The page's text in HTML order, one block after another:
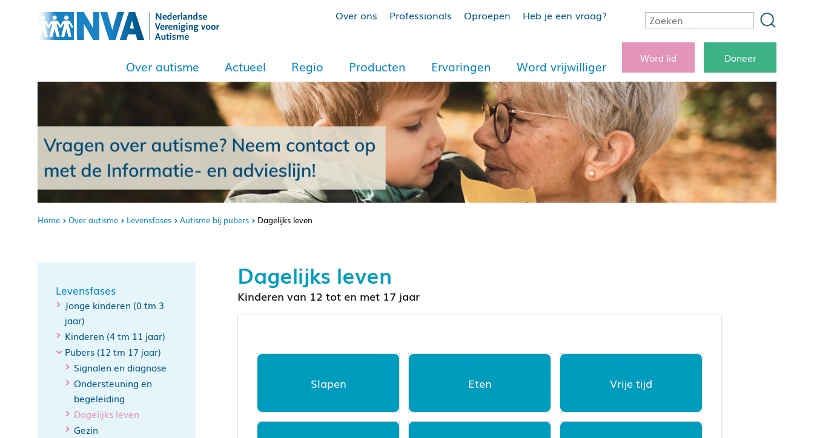
Over ons Professionals Oproepen Heb je een vraag?
Over autisme Actueel Regio Producten Ervaringen Word vrijwilliger
Word lid Doneer
Home Over autisme Levensfases Autisme bij pubers Dagelijks leven
Levensfases
Jonge kinderen (0 tm 3
jaar)
Kinderen (4 tm 11 jaar)
Pubers (12 tm 17 jaar)
Signalen en diagnose
Ondersteuning en
begeleiding
Dagelijks leven
Gezin
Dagelijks leven
Kinderen van 12 tot en met 17 jaar
Slapen Eten Vrije tijd